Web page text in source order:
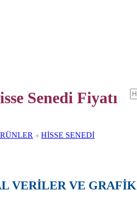
SenediFiyatı
HİSSE SENEDİ
VERİLER VE GRAFİK